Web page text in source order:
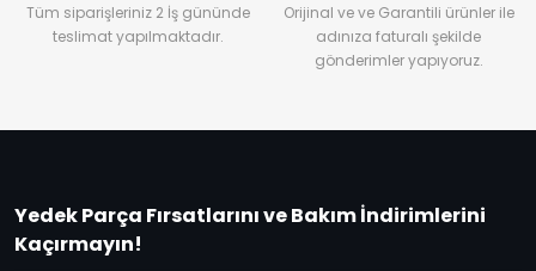
Tüm siparişleriniz 2 İş gününde
teslimat yapılmaktadır.
Orijinal ve ve Garantili ürünler ile
adınıza faturalı şekilde
gönderimler yapıyoruz.
Yedek Parça Fırsatlarını ve Bakım İndirimlerini
Kaçırmayın!